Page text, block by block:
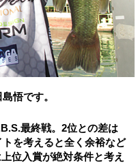
悟です。
最終戦。2位との差は
を考えると全く余裕など
位入賞が絶対条件と考え